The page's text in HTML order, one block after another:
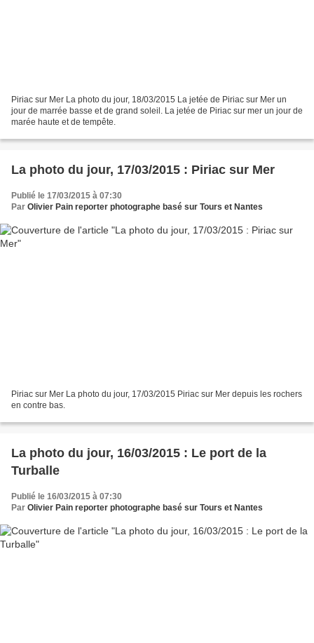
Piriac sur Mer La photo du jour, 18/03/2015 La jetée de Piriac sur Mer un
jour de marrée basse et de grand soleil. La jetée de Piriac sur mer un jour de
marée haute et de tempête.
La photo du jour, 17/03/2015 : Piriac sur Mer
Publié le 17/03/2015 à 07:30
Par Olivier Pain reporter photographe basé sur Tours et Nantes
Piriac sur Mer La photo du jour, 17/03/2015 Piriac sur Mer depuis les rochers
en contre bas.
La photo du jour, 16/03/2015 : Le port de la
Turballe
Publié le 16/03/2015 à 07:30
Par Olivier Pain reporter photographe basé sur Tours et Nantes